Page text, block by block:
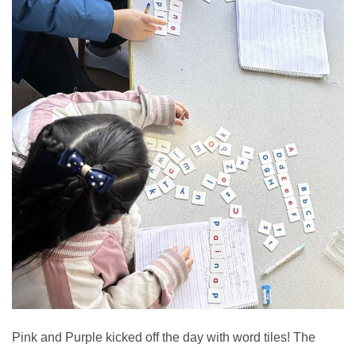
Pink and Purple kicked off the day with word tiles! The